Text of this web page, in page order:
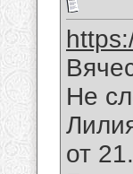
Не
от